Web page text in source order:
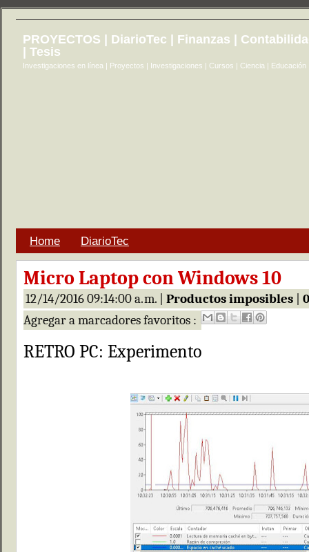
PROYECTOS | DiarioTec | Finanzas |
| Tesis
Investigaciones en línea | Proyectos | Investigaciones | Cursos | Ciencia | Educación
Home DiarioTec
Micro Laptop con Windows 10
12/14/2016 09:14:00 a. m. | Productos imposibles
Agregar a marcadores favoritos :
RETRO PC: Experimento